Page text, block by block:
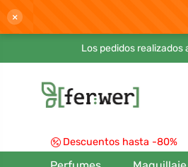
×
Los pedidos realizados
Descuentos hasta -80%